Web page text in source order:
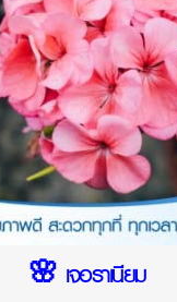
🌸 เจอราเนียม